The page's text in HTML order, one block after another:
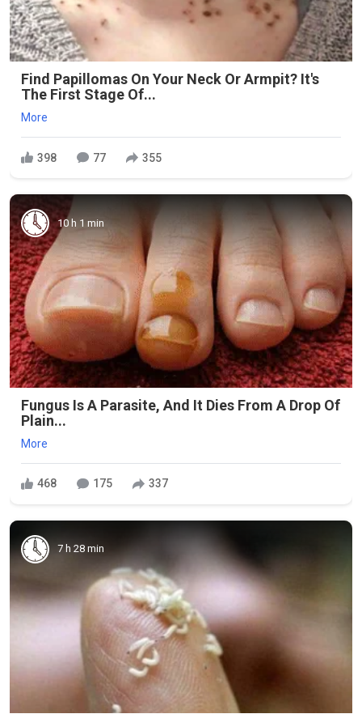
Find Papillomas On Your Neck Or Armpit? It's
The First Stage Of...
More
398 77 355
10 h 1 min
Fungus Is A Parasite, And It Dies From A Drop Of
Plain...
More
468 175 337
7 h 28 min